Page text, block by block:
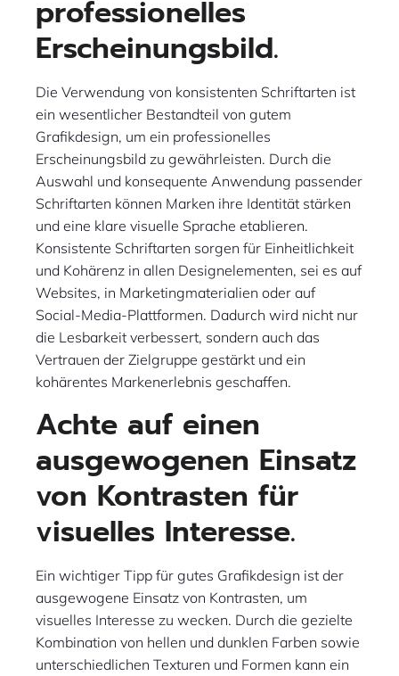
professionelles
Erscheinungsbild.
Die Verwendung von konsistenten Schriftarten ist
ein wesentlicher Bestandteil von gutem
Grafikdesign, um ein professionelles
Erscheinungsbild zu gewährleisten. Durch die
Auswahl und konsequente Anwendung passender
Schriftarten können Marken ihre Identität stärken
und eine klare visuelle Sprache etablieren.
Konsistente Schriftarten sorgen für Einheitlichkeit
und Kohärenz in allen Designelementen, sei es auf
Websites, in Marketingmaterialien oder auf
Social-Media-Plattformen. Dadurch wird nicht nur
die Lesbarkeit verbessert, sondern auch das
Vertrauen der Zielgruppe gestärkt und ein
kohärentes Markenerlebnis geschaffen.
Achte auf einen
ausgewogenen Einsatz
von Kontrasten für
visuelles Interesse.
Ein wichtiger Tipp für gutes Grafikdesign ist der
ausgewogene Einsatz von Kontrasten, um
visuelles Interesse zu wecken. Durch die gezielte
Kombination von hellen und dunklen Farben sowie
unterschiedlichen Texturen und Formen kann ein